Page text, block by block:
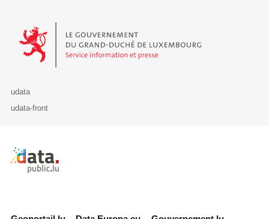
Le Gouvernement du Grand-Duché de Luxembourg - Service
udata
udata-front
Retour à l'accueil de data.public.lu